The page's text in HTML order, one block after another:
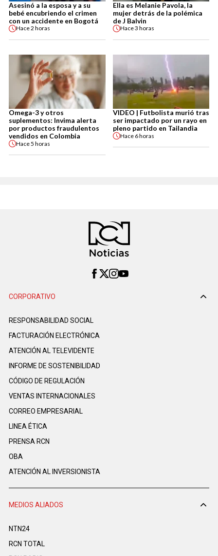
Asesinó a la esposa y a su
bebé encubriendo el crimen
con un accidente en Bogotá
Hace2 horas
Ella es Melanie Pavola, la
mujer detrás de la polémica
de J Balvin
Hace3 horas
Omega-3 y otros
suplementos: Invima alerta
por productos fraudulentos
vendidos en Colombia
Hace5 horas
VIDEO | Futbolista murió tras
ser impactado por un rayo en
pleno partido en Tailandia
Hace 6 horas
CORPORATIVO
RESPONSABILIDAD SOCIAL
FACTURACIÓN ELECTRÓNICA
ATENCIÓN AL TELEVIDENTE
INFORME DE SOSTENIBILIDAD
CÓDIGO DE REGULACIÓN
VENTAS INTERNACIONALES
CORREO EMPRESARIAL
LINEA ÉTICA
PRENSA RCN
OBA
ATENCIÓN AL INVERSIONISTA
MEDIOS ALIADOS
NTN24
RCN TOTAL